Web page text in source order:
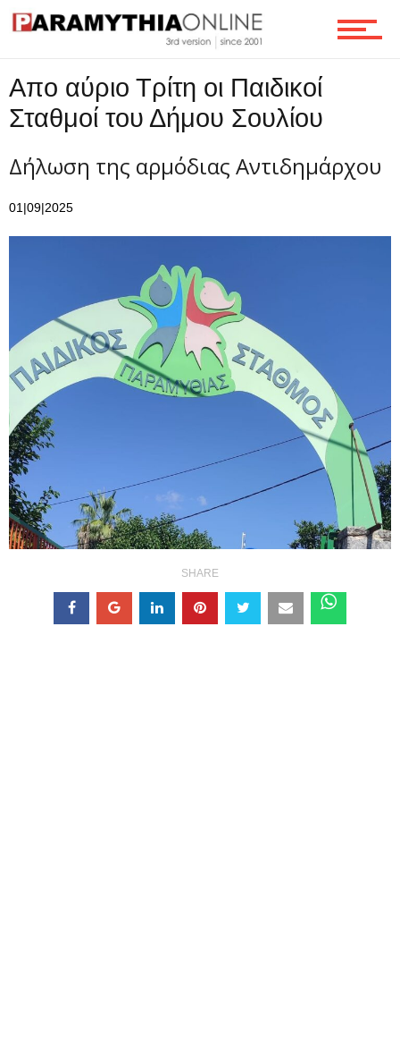
Ροή
Επικοινωνία
Απο αύριο Τρίτη οι Παιδικοί
Σταθμοί του Δήμου Σουλίου
Δήλωση της αρμόδιας Αντιδημάρχου
01|09|2025
SHARE